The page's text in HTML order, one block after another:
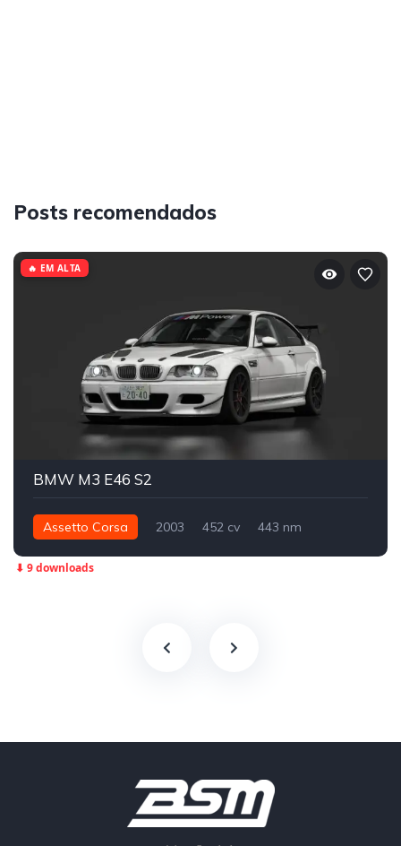
Posts recomendados
BMW M3 E46 S2
Assetto Corsa 2003 452 cv
443 nm
🔥 EM ALTA
⬇ 9 downloads